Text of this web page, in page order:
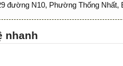
đường N10, Phường Thống Nhất,
nhanh